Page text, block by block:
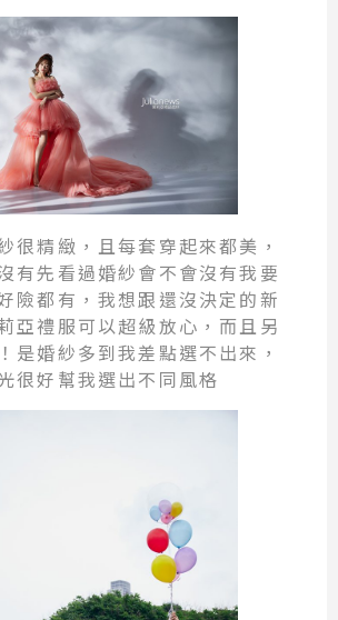
很精緻，且每套穿起來都美，
有先看過婚紗會不會沒有我要
險都有，我想跟還沒決定的新
亞禮服可以超級放心，而且另
是婚紗多到我差點選不出來，
很好幫我選出不同風格